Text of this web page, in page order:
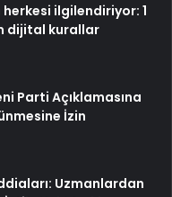
herkesi ilgilendiriyor: 1
dijital kurallar
Parti Açıklamasına
İzin
Uzmanlardan